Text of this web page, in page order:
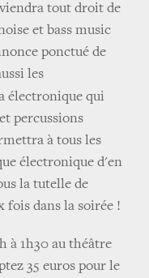
tout droit de
et bass music
ponctué de
les
électronique qui
percussions
à tous les
électronique d'en
la tutelle de
fois dans la soirée !
à 1h30 au théâtre
35 euros pour le